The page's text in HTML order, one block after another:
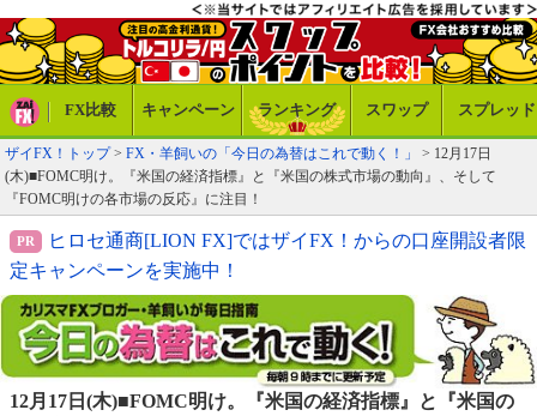
FX比較 キャンペーン ランキング スワップ スプレッド
ザイFX！トップ> FX・羊飼いの「今日の為替はこれで動く！」
> 12月17日
(木)■FOMC明け。『米国の経済指標』と『米国の株式市場の動向』、そして
『FOMC明けの各市場の反応』に注目！
ヒロセ通商[LION FX]ではザイFX！からの口座開設者限
定キャンペーンを実施中！
12月17日(木)■FOMC明け。『米国の経済指標』と『米国の